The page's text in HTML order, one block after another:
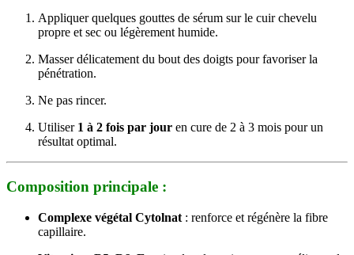
Appliquer quelques gouttes de sérum sur le cuir chevelu
propre et sec ou légèrement humide.
Masser délicatement du bout des doigts pour favoriser la
pénétration.
Ne pas rincer.
Utiliser 1 à 2 fois par jour en cure de 2 à 3 mois pour un
résultat optimal.
Composition principale :
Complexe végétal Cytolnat : renforce et régénère la fibre
capillaire.